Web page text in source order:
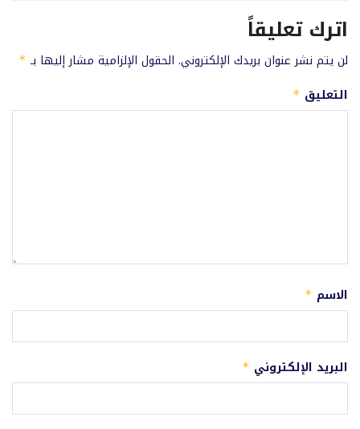
اترك تعليقاً
لن يتم نشر عنوان بريدك الإلكتروني. الحقول الإلزامية مشار إليها بـ *
التعليق *
الاسم *
البريد الإلكتروني *